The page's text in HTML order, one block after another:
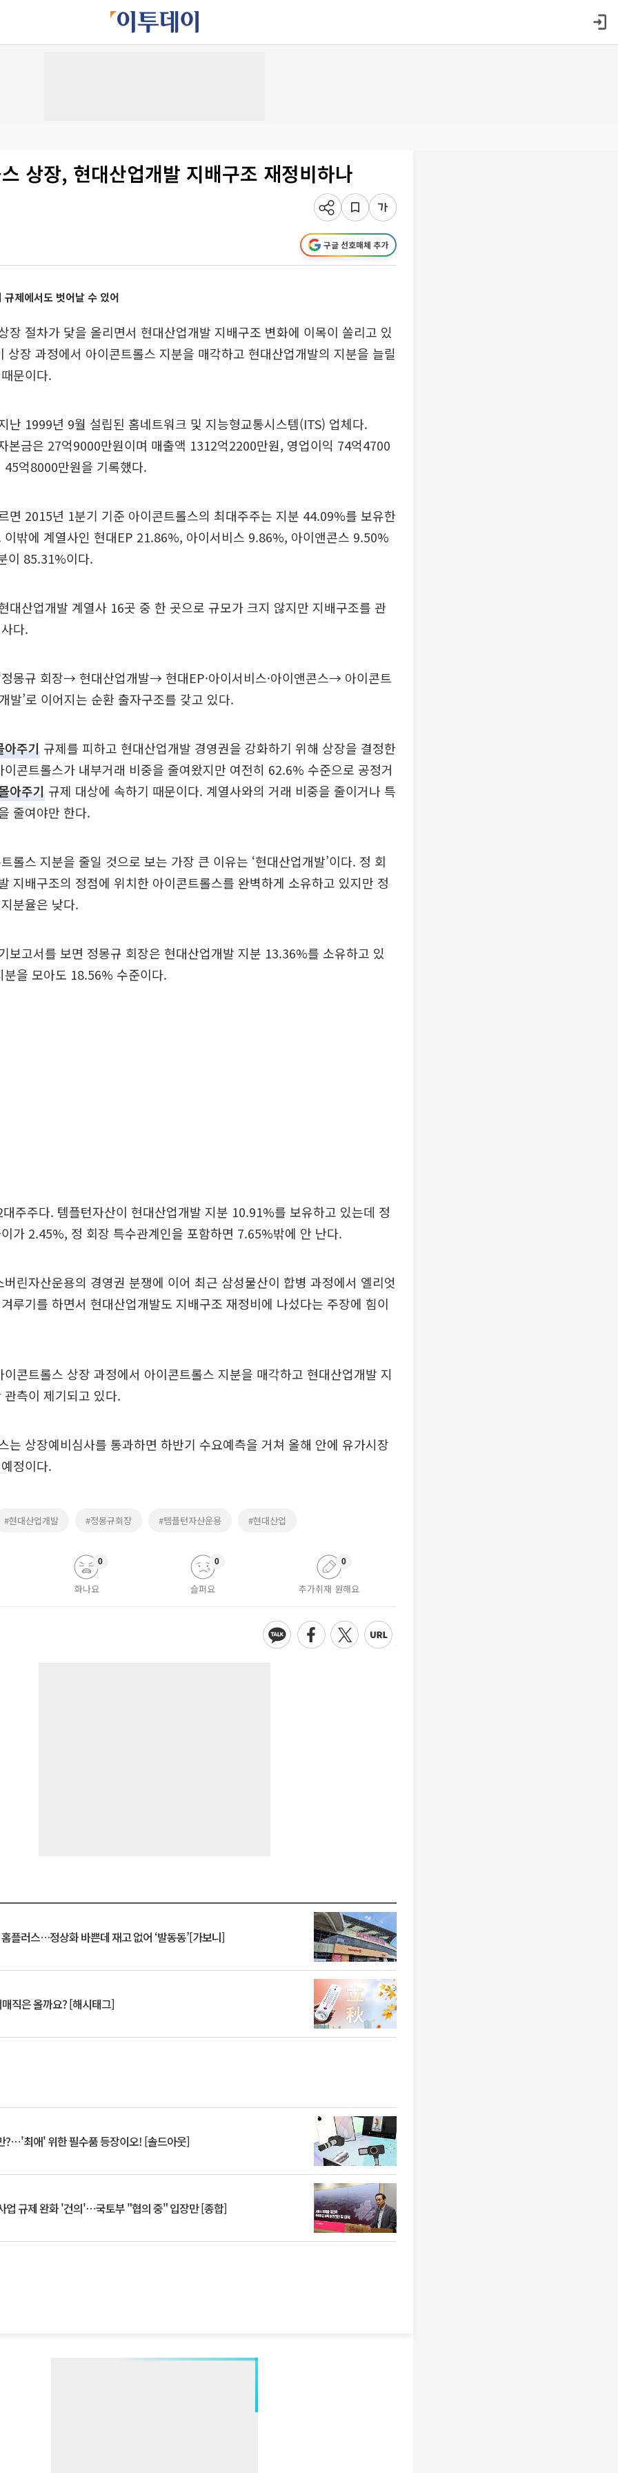
상장, 현대산업개발 지배구조 재정비하나
구글 선호매체 추가
규제에서도 벗어날 수 있어
장 절차가 닻을 올리면서 현대산업개발 지배구조 변화에 이목이 쏠리고 있
상장 과정에서 아이콘트롤스 지분을 매각하고 현대산업개발의 지분을 늘릴
문이다.
난 1999년 9월 설립된 홈네트워크 및 지능형교통시스템(ITS) 업체다.
본금은 27억9000만원이며 매출액 1312억2200만원, 영업이익 74억4700
45억8000만원을 기록했다.
면 2015년 1분기 기준 아이콘트롤스의 최대주주는 지분 44.09%를 보유한
이밖에 계열사인 현대EP 21.86%, 아이서비스 9.86%, 아이앤콘스 9.50%
이 85.31%이다.
대산업개발 계열사 16곳 중 한 곳으로 규모가 크지 않지만 지배구조를 관
다.
정몽규 회장→ 현대산업개발→ 현대EP·아이서비스·아이앤콘스→ 아이콘트
발’로 이어지는 순환 출자구조를 갖고 있다.
아주기 규제를 피하고 현대산업개발 경영권을 강화하기 위해 상장을 결정한
이콘트롤스가 내부거래 비중을 줄여왔지만 여전히 62.6% 수준으로 공정거
아주기 규제 대상에 속하기 때문이다. 계열사와의 거래 비중을 줄이거나 특
줄여야만 한다.
롤스 지분을 줄일 것으로 보는 가장 큰 이유는 ‘현대산업개발’이다. 정 회
지배구조의 정점에 위치한 아이콘트롤스를 완벽하게 소유하고 있지만 정
분율은 낮다.
보고서를 보면 정몽규 회장은 현대산업개발 지분 13.36%를 소유하고 있
분을 모아도 18.56% 수준이다.
주주다. 템플턴자산이 현대산업개발 지분 10.91%를 보유하고 있는데 정
가 2.45%, 정 회장 특수관계인을 포함하면 7.65%밖에 안 난다.
린자산운용의 경영권 분쟁에 이어 최근 삼성물산이 합병 과정에서 엘리엇
루기를 하면서 현대산업개발도 지배구조 재정비에 나섰다는 주장에 힘이
콘트롤스 상장 과정에서 아이콘트롤스 지분을 매각하고 현대산업개발 지
측이 제기되고 있다.
는 상장예비심사를 통과하면 하반기 수요예측을 거쳐 올해 안에 유가시장
정이다.
#현대산업개발 #정몽규회장 #템플턴자산운용 #현대산업
화나요
0
슬퍼요
0
추가취재 원해요
0
플러스…정상화 바쁜데 재고 없어 ‘발동동’[가보니]
직은 올까요? [해시태그]
?⋯'최애' 위한 필수품 등장이오! [솔드아웃]
업 규제 완화 '건의'⋯국토부 "협의 중" 입장만 [종합]